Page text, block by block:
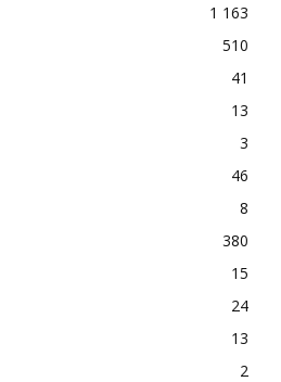
1 163
510
41
13
3
46
8
380
15
24
13
2